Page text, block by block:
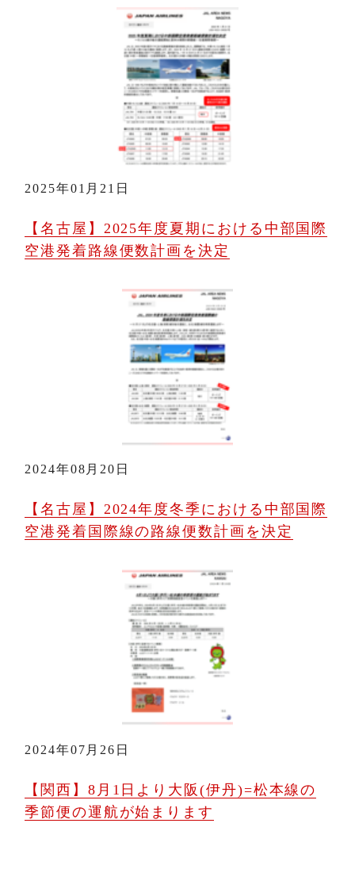
2025年01月21日
【名古屋】2025年度夏期における中部国際
空港発着路線便数計画を決定
2024年08月20日
【名古屋】2024年度冬季における中部国際
空港発着国際線の路線便数計画を決定
2024年07月26日
【関西】8月1日より大阪(伊丹)=松本線の
季節便の運航が始まります